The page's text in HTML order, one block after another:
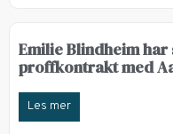
Emilie Blindheim
proffkontrakt med
Les mer